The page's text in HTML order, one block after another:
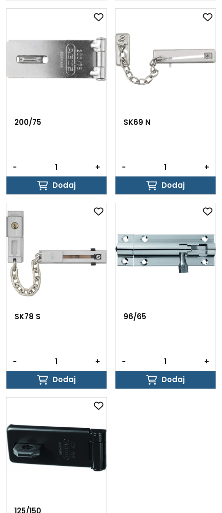
200/75
-
+
Dodaj
Dodaj
SK69 N
-
+
Dodaj
Dodaj
SK78 S
-
+
Dodaj
Dodaj
96/65
-
+
Dodaj
Dodaj